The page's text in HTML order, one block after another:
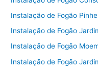
Instalação de Fogão
Instalação de Fogão
Instalação de Fogão
Instalação de Fogão